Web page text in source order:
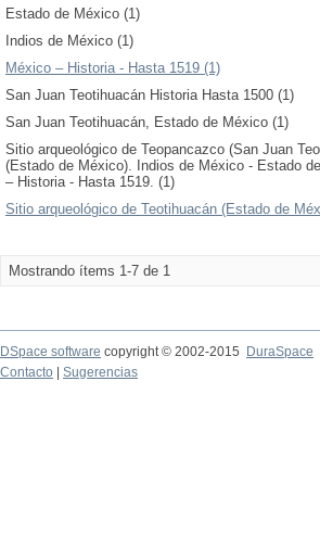
Estado de México (1)
Indios de México (1)
México – Historia - Hasta 1519 (1)
San Juan Teotihuacán Historia Hasta 1500 (1)
San Juan Teotihuacán, Estado de México (1)
Sitio arqueológico de Teopancazco (San Juan
(Estado de México). Indios de México - Estado
– Historia - Hasta 1519. (1)
Sitio arqueológico de Teotihuacán (Estado de
Mostrando ítems 1-7 de 1
DSpace software copyright © 2002-2015
DuraSpace
Contacto
Sugerencias